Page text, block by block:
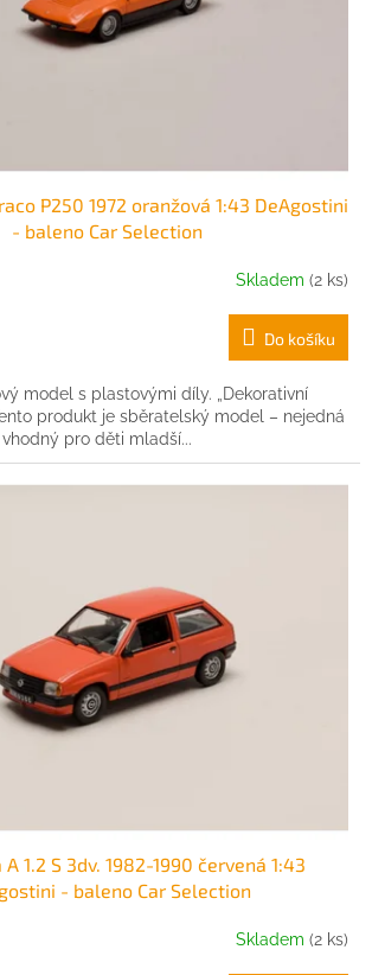
P250 1972 oranžová 1:43 DeAgostini
- baleno Car Selection
Skladem (2 ks)
Do košíku
model s plastovými díly. „Dekorativní
produkt je sběratelský model – nejedná
pro děti mladší...
A 1.2 S 3dv. 1982-1990 červená 1:43
- baleno Car Selection
Skladem (2 ks)